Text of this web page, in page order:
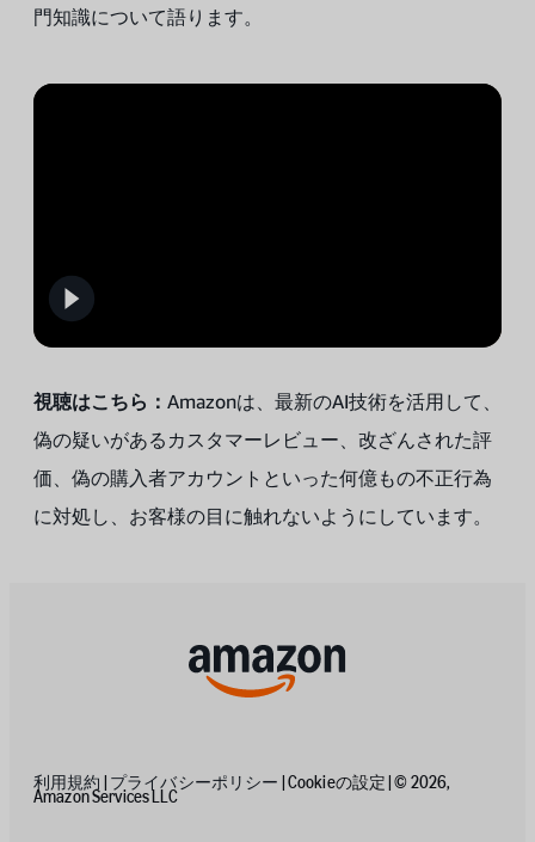
門知識について語ります。
視聴はこちら： Amazonは、最新のAI技術を活用して、
偽の疑いがあるカスタマーレビュー、改ざんされた評
価、偽の購入者アカウントといった何億もの不正行為
に対処し、お客様の目に触れないようにしています。
利用規約 プライバシーポリシー Cookieの設定 | © 2026,
Amazon Services LLC